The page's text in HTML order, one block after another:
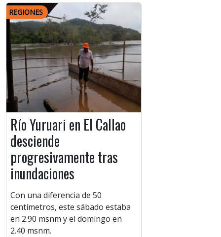
REGIONES
Río Yuruari en El Callao
desciende
progresivamente tras
inundaciones
Con una diferencia de 50
centímetros, este sábado estaba
en 2.90 msnm y el domingo en
2.40 msnm.